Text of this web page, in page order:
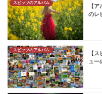
スピッツのアルバム
【
のレ
スピッツのアルバム
【
ュー